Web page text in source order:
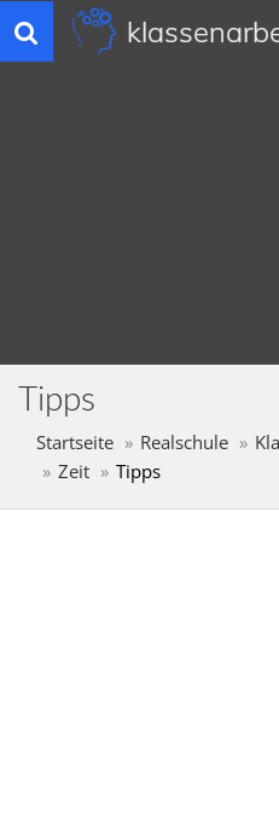
Toggle
navigation
Tipps
Startseite Realschule
Zeit
Tipps